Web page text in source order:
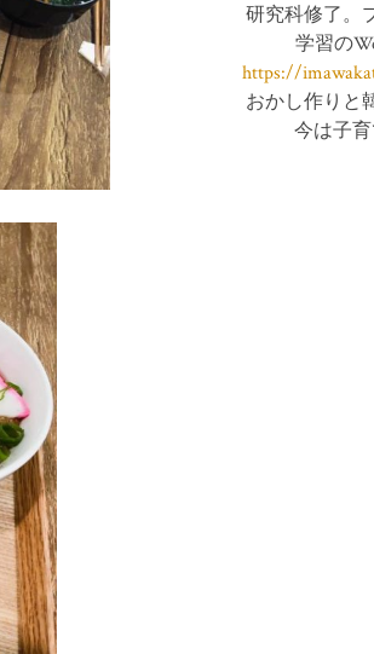
研究科修了。
学習の
https://
おかし作りと
今は子育